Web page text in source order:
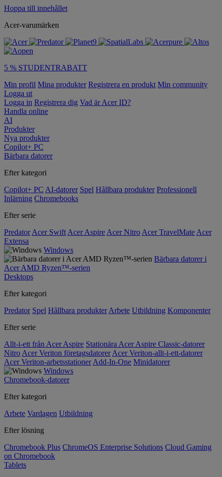
Hoppa till innehållet
Acer-varumärken
5 % STUDENTRABATT
Min profil Mina produkter Registrera en produkt Min community
Logga ut
Logga in Registrera dig Vad är Acer ID?
Handla online
AI
Produkter
Nya produkter
Copilot+ PC
Bärbara datorer
Efter kategori
Copilot+ PC AI-datorer Spel Hållbara produkter Professionell
Inlärning Chromebooks
Efter serie
Predator Acer Swift Acer Aspire Acer Nitro Acer TravelMate Acer
Extensa
Windows
Bärbara datorer i
Acer AMD Ryzen™-serien
Desktops
Efter kategori
Predator Spel Hållbara produkter Arbete Utbildning Komponenter
Efter serie
Allt-i-ett från Acer Aspire Stationära Acer Aspire Classic-datorer
Nitro Acer Veriton företagsdatorer Acer Veriton-allt-i-ett-datorer
Acer Veriton-arbetsstationer Add-In-One Minidatorer
Windows
Chromebook-datorer
Efter kategori
Arbete Vardagen Utbildning
Efter lösning
Chromebook Plus ChromeOS Enterprise Solutions Cloud Gaming
on Chromebook
Tablets